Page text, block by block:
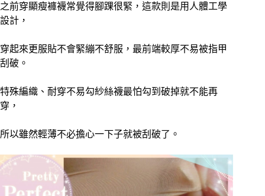
之前穿顯瘦褲襪常覺得腳踝很緊， 這款則是用人體工學
設計，
穿起來更服貼不會緊繃不舒服， 最前端較厚不易被指甲
刮破。
特殊編織、耐穿不易勾紗絲襪最怕勾到破掉就不能再
穿，
所以雖然輕薄不必擔心一下子就被刮破了。